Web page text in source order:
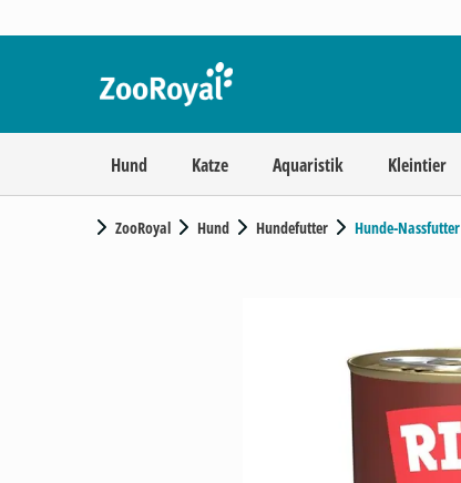
Hund Katze Aquaristik Kleintier
ZooRoyal Hund Hundefutter Hunde-Nassfutter